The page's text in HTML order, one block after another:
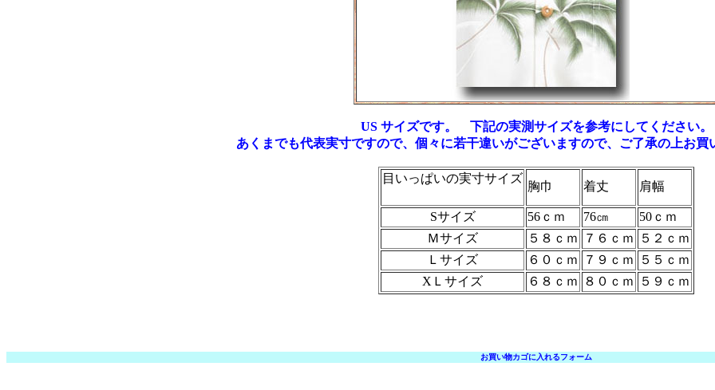
US サイズです。 下記の実測サイズを参考にしてください。
あくまでも代表実寸ですので、個々に若干違いがございますので、ご了承の上お買
目いっぱいの実寸サイズ
胸巾 着丈 肩幅
Sサイズ 56ｃｍ 76㎝
50ｃｍ
Ｍサイズ
５８ｃｍ ７６ｃｍ
５２ｃｍ
Ｌサイズ
６０ｃｍ ７９ｃｍ
５５ｃｍ
XＬサイズ
６８ｃｍ ８０ｃｍ ５９ｃｍ
お買い物カゴに入れるフォーム